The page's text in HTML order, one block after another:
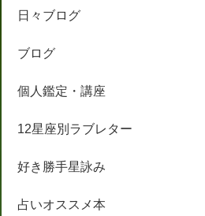
日々ブログ
ブログ
個人鑑定・講座
12星座別ラブレター
好き勝手星詠み
占いオススメ本